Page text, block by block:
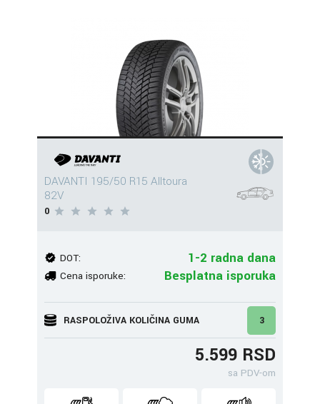
DAVANTI 195/50 R15 Alltoura
82V
0
DOT: 1-2 radna dana
Cena isporuke: Besplatna isporuka
RASPOLOŽIVA KOLIČINA GUMA 3
5.599 RSD
sa PDV-om